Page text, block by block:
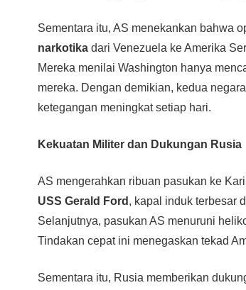
Sementara itu, AS menekankan bahwa
narkotika dari Venezuela ke Amerika
Mereka menilai Washington hanya
mereka. Dengan demikian, kedua
ketegangan meningkat setiap hari.
Kekuatan Militer dan Dukungan Rusia
AS mengerahkan ribuan pasukan ke
USS Gerald Ford , kapal induk terbesar
Selanjutnya, pasukan AS menuruni
Tindakan cepat ini menegaskan tekad
Sementara itu, Rusia memberikan